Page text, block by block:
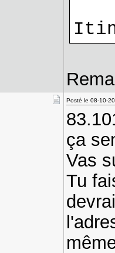
Posté le 08-10-
ça
Vas
Tu